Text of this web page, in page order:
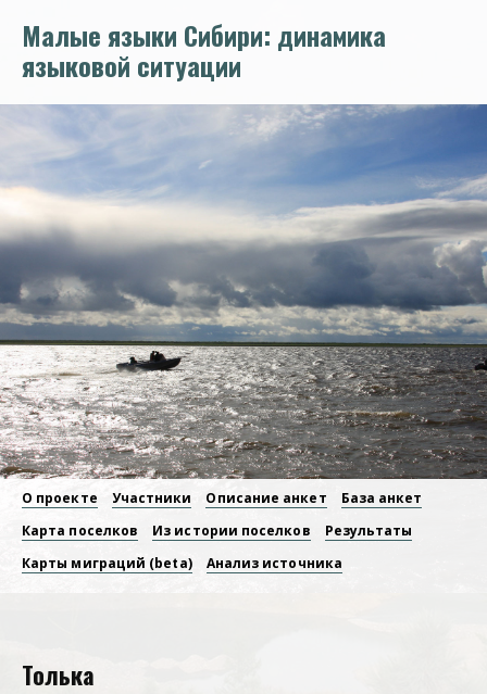
основному
содержанию
Малые языки Сибири: динамика
языковой ситуации
Основная
навигация
О проекте Участники Описание анкет
База анкет
Карта поселков
Из истории поселков
Результаты
Карты миграций (beta)
Анализ источника
Толька